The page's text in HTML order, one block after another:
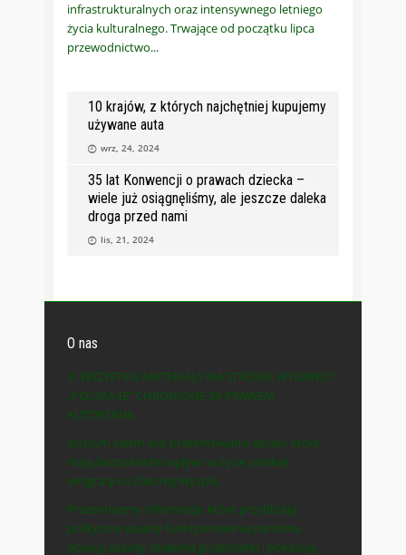
infrastrukturalnych oraz intensywnego letniego
życia kulturalnego. Trwające od początku lipca
przewodnictwo
10 krajów, z których najchętniej kupujemy
używane auta
wrz, 24, 2024
35 lat Konwencji o prawach dziecka –
wiele już osiągnęliśmy, ale jeszcze daleka
droga przed nami
lis, 21, 2024
O nas
© WSZYSTKIE MATERIAŁY NA STRONIE WYDAWCY
„POLSKA-IE” CHRONIONE SĄ PRAWEM
AUTORSKIM.
Naszym celem jest prezentowanie spraw, które
mają bezpośredni wpływ na życie polskiej
emigracji na Zielonej Wyspie.
Prezentujemy informacje, które przybliżają
polityczne zasady funkcjonowania państwa,
opisują zasady działania gospodarki i pokazują